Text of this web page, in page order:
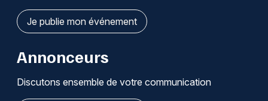
Je publie mon événement
Annonceurs
Discutons ensemble de votre communication